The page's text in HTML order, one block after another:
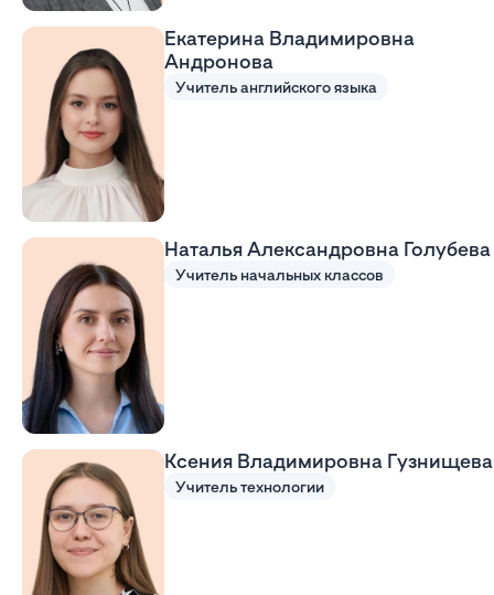
Екатерина Владимировна
Андронова
Учитель английского языка
Наталья Александровна Голубева
Учитель начальных классов
Ксения Владимировна Гузнищева
Учитель технологии